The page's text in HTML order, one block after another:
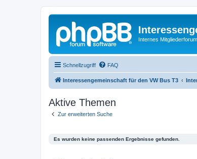
Internes Mitgliederforum
Schnellzugriff FAQ
Interessengemeinschaft für den VW Bus T3
Aktive Themen
Zur erweiterten Suche
Es wurden keine passenden Ergebnisse gefunden.